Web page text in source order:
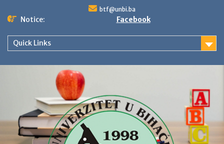
btf@unbi.ba
Notice: Facebook
Quick Links